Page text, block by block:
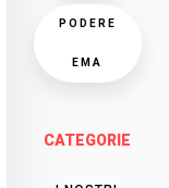
PODERE
EMA
CATEGORIE